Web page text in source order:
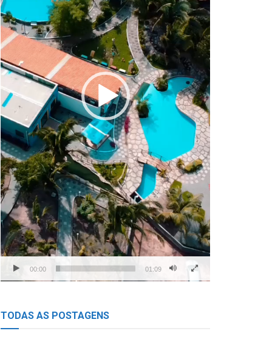
00:00 01:09
TODAS AS POSTAGENS